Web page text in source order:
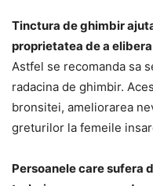
Tinctura de ghimbir
proprietatea de a
Astfel se recomanda sa
radacina de ghimbir.
bronsitei, ameliorarea
greturilor la femeile
Persoanele care sufera